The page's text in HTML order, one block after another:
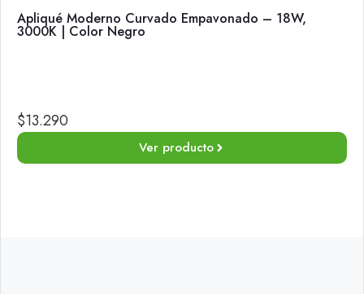
Apliqué Moderno Curvado Empavonado – 18W,
3000K | Color Negro
$13.290
Ver producto